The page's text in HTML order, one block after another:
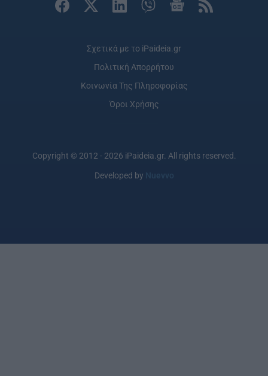
Σχετικά με το iPaideia.gr
Πολιτική Απορρήτου
Κοινωνία Της Πληροφορίας
Όροι Χρήσης
Copyright © 2012 - 2026 iPaideia.gr. All rights reserved.
Developed by